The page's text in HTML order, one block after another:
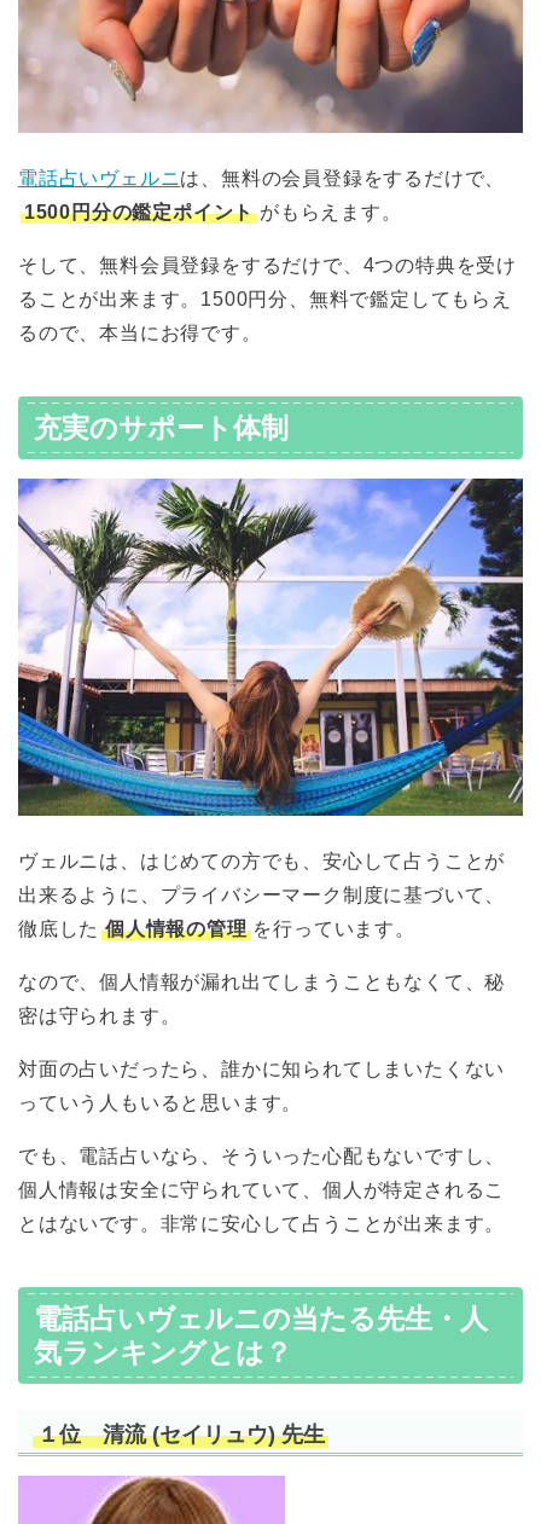
電話占いヴェルニは、無料の会員登録をするだけで、
1500円分の鑑定ポイント がもらえます。
そして、無料会員登録をするだけで、4つの特典を受け
ることが出来ます。1500円分、無料で鑑定してもらえ
るので、本当にお得です。
充実のサポート体制
ヴェルニは、はじめての方でも、安心して占うことが
出来るように、プライバシーマーク制度に基づいて、
徹底した 個人情報の管理 を行っています。
なので、個人情報が漏れ出てしまうこともなくて、秘
密は守られます。
対面の占いだったら、誰かに知られてしまいたくない
っていう人もいると思います。
でも、電話占いなら、そういった心配もないですし、
個人情報は安全に守られていて、個人が特定されるこ
とはないです。非常に安心して占うことが出来ます。
電話占いヴェルニの当たる先生・人
気ランキングとは？
１位 清流 (セイリュウ) 先生